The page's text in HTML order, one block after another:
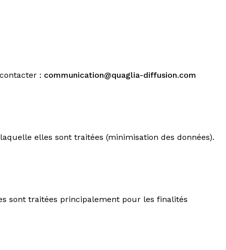
: communication@quaglia-diffusion.com
elles sont traitées (minimisation des données).
sont traitées principalement pour les finalités